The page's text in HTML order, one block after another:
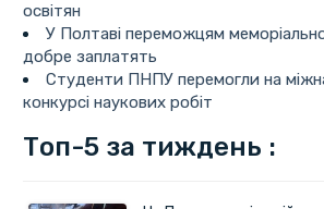
освітян
У Полтаві переможцям
добре заплатять
Студенти ПНПУ перемогли на
конкурсі наукових робіт
Топ-5 за тиждень :